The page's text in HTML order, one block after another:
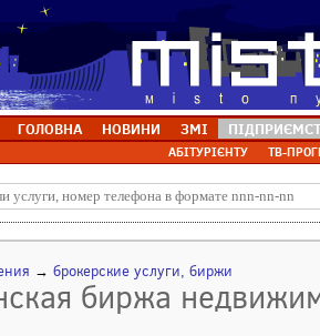
ГОЛОВНА НОВИНИ ЗМІ
АБІТУРІЄНТУ ТВ-
→ брокерские услуги, биржи
биржа